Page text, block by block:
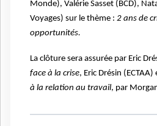
Monde), Valérie Sasset (BCD),
Voyages) sur le thème : 2 ans de
opportunités.
La clôture sera assurée par Eric
face à la crise, Eric Drésin (ECTAA)
à la relation au travail, par